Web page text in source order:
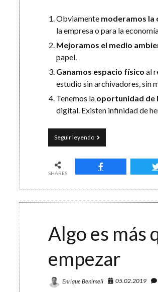
Obviamente moderamos la
la empresa o para la
Mejoramos el medio
papel.
Ganamos espacio físico al
estudio sin archivadores, sin
Tenemos la oportunidad de
digital. Existen infinidad de
Seguir leyendoUn
escáner
bolsillo:
aumenta
productividad
SHARES
Algo es más
empezar
Enrique Benimeli 05.02.2019